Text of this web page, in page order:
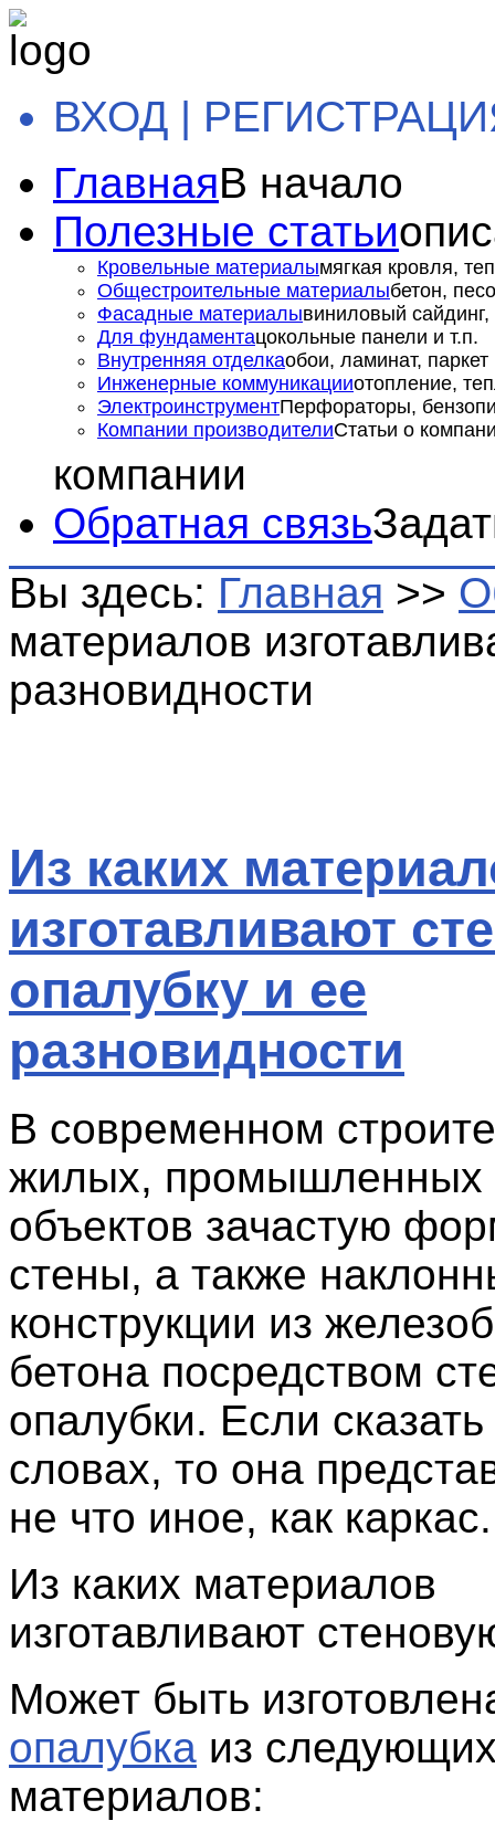
ВХОД |
ГлавнаяВ начало
Полезные статьи
Кровельные материалымягкая кровля,
Общестроительные материалыбетон,
Фасадные материалывиниловый сайдинг,
Для фундаментацокольные панели и т.п.
Внутренняя отделкаобои, ламинат, паркет
Инженерные коммуникацииотопление,
ЭлектроинструментПерфораторы,
Компании производителиСтатьи о
компании
Обратная связь
Вы здесь: Главная >>
материалов
разновидности
Из каких
изготавливают
опалубку и ее
разновидности
В современном
жилых, промышленных
объектов зачастую
стены, а также
конструкции из
бетона посредством
опалубки. Если
словах, то она
не что иное, как каркас.
Из каких материалов
изготавливают
Может быть
опалубка из
материалов: